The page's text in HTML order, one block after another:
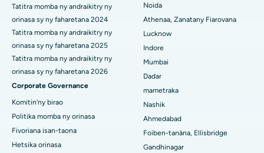
Hopitaly tsara indrindra ao amin'ny CBD Belapur, Navi Mumbai
Hopitaly tsara indrindra ao Panchavati, Nashik
Hopitaly tsara indrindra ao Secunderabad, Hyderabad
Hopitaly tsara indrindra any Seshadripuram, Bangalore
Hopitaly tsara indrindra ao Waltair Main Road, Visakhapatnam
Hopitaly tsara indrindra ao amin'ny lalana Subhash Nagar,
Karimnagar
Tatitra momba ny andraikitry ny
orinasa sy ny faharetana 2024
Tatitra momba ny andraikitry ny
orinasa sy ny faharetana 2025
Tatitra momba ny andraikitry ny
orinasa sy ny faharetana 2026
Corporate Governance
Komitin’ny birao
Politika momba ny orinasa
Fivoriana isan-taona
Hetsika orinasa
Noida
Athenaa, Zanatany Fiarovana
Lucknow
Indore
Mumbai
Dadar
mametraka
Nashik
Ahmedabad
Foiben-tanàna, Ellisbridge
Gandhinagar